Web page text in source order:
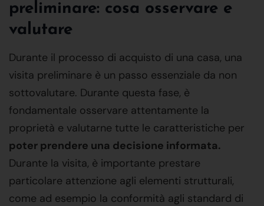
preliminare: cosa osservare e
valutare
Durante il processo di acquisto di una casa, una
visita preliminare è un passo essenziale da non
sottovalutare. Durante questa fase, è
fondamentale osservare attentamente la
proprietà e valutarne tutte le caratteristiche per
poter prendere una decisione informata.
Durante la visita, è importante prestare
particolare attenzione agli elementi strutturali,
come ad esempio la conformità agli standard di